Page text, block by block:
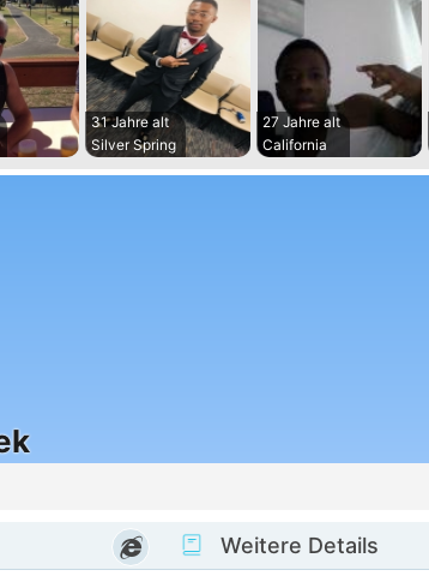
31 Jahre alt
Silver Spring
27 Jahre alt
California
Weitere Details